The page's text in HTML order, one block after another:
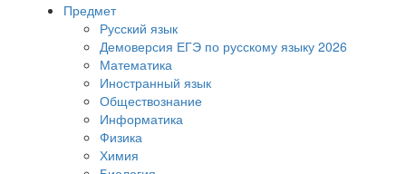
Предмет
Русский язык
Демоверсия ЕГЭ по русскому языку 2026
Математика
Иностранный язык
Обществознание
Информатика
Физика
Химия